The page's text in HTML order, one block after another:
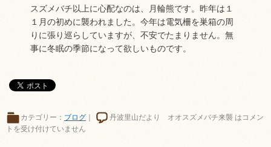
スズメバチ以上に心配なのは、月輪熊です。昨年は１
１月の初めに襲われました。今年は電気柵を巣箱の周
りに張り巡らしていますが、不安でたまりません。無
事に冬眠の季節になって欲しいものです。
カテゴリー： ブログ 丹波里山だより オオスズメバチ来襲 は コメン
トを受け付けていません